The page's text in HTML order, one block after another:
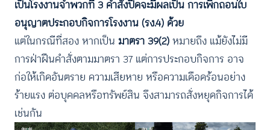
เป็นโรงงานจำพวกที่ 3 คำสั่งปิดจะมีผลเป็น การเพิกถอนใบ
อนุญาตประกอบกิจการโรงงาน (รง.4) ด้วย
แต่ในกรณีที่สอง หากเป็น มาตรา 39(2)หมายถึง แม้ยังไม่มี
การฝ่าฝืนคำสั่งตามมาตรา 37 แต่การประกอบกิจการ อาจ
ก่อให้เกิดอันตราย ความเสียหาย หรือความเดือดร้อนอย่าง
ร้ายแรง ต่อบุคคลหรือทรัพย์สิน จึงสามารถสั่งหยุดกิจการได้
เช่นกัน